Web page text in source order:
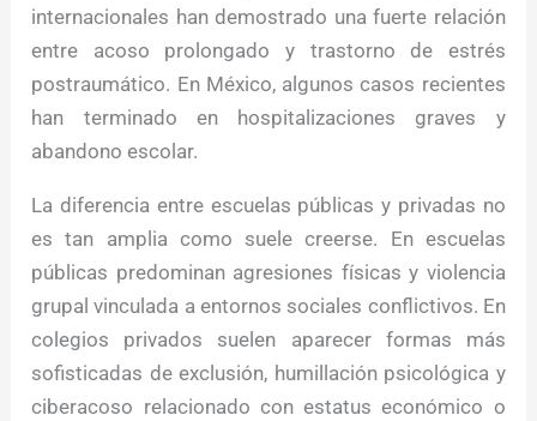
internacionales han demostrado una fuerte relación
entre acoso prolongado y trastorno de estrés
postraumático. En México, algunos casos recientes
han terminado en hospitalizaciones graves y
abandono escolar.
La diferencia entre escuelas públicas y privadas no
es tan amplia como suele creerse. En escuelas
públicas predominan agresiones físicas y violencia
grupal vinculada a entornos sociales conflictivos. En
colegios privados suelen aparecer formas más
sofisticadas de exclusión, humillación psicológica y
ciberacoso relacionado con estatus económico o